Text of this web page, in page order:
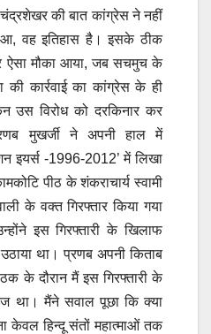
की बात कांग्रेस ने नहीं
वह इतिहास है। इसके ठीक
ऐसा मौका आया, जब सचमुच के
कार्रवाई का कांग्रेस के ही
उस विरोध को दरकिनार कर
मुखर्जी ने अपनी हाल में
इयर्स -1996-2012’ में लिखा
पीठ के शंकराचार्य स्वामी
के वक्त गिरफ्तार किया गया
इस गिरफ्तारी के खिलाफ
था। प्रणब अपनी किताब
के दौरान मैं इस गिरफ्तारी के
था। मैंने सवाल पूछा कि क्या
केवल हिन्दू संतों महात्माओं तक